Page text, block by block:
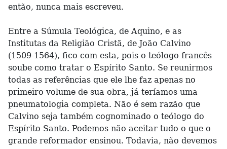
então, nunca mais escreveu.
Entre a Súmula Teológica, de Aquino, e as
Institutas da Religião Cristã, de João Calvino
(1509-1564), fico com esta, pois o teólogo francês
soube como tratar o Espírito Santo. Se reunirmos
todas as referências que ele lhe faz apenas no
primeiro volume de sua obra, já teríamos uma
pneumatologia completa. Não é sem razão que
Calvino seja também cognominado o teólogo do
Espírito Santo. Podemos não aceitar tudo o que o
grande reformador ensinou. Todavia, não devemos